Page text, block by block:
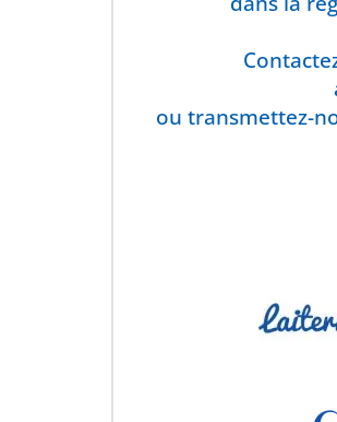
ou transmettez-